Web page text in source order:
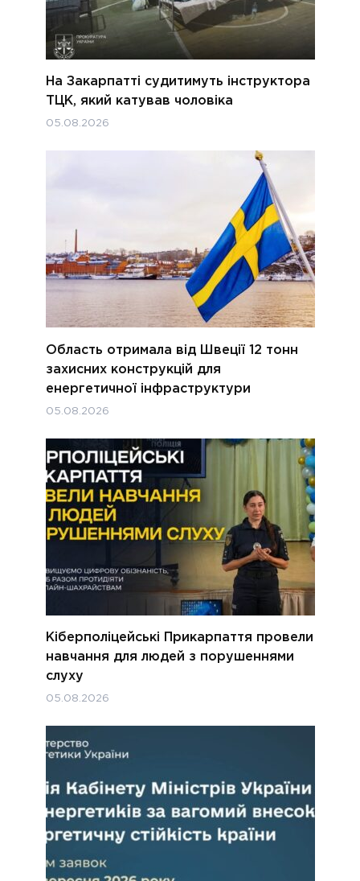
На Закарпатті судитимуть інструктора
ТЦК, який катував чоловіка
05.08.2026
Область отримала від Швеції 12 тонн
захисних конструкцій для
енергетичної інфраструктури
05.08.2026
Кіберполіцейські Прикарпаття провели
навчання для людей з порушеннями
слуху
05.08.2026